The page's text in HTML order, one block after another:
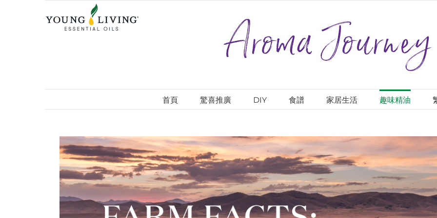
首頁 驚喜推廣 DIY 食譜 家居生活 趣味精油
View
Larger
Image